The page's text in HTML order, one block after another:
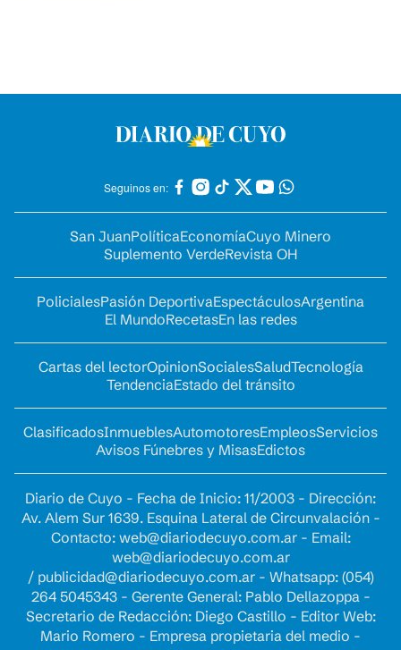
Seguinos en:
San JuanPolíticaEconomíaCuyo Minero
Suplemento VerdeRevista OH
PolicialesPasión DeportivaEspectáculosArgentina
El MundoRecetasEn las redes
Cartas del lectorOpinionSocialesSaludTecnología
TendenciaEstado del tránsito
ClasificadosInmueblesAutomotoresEmpleosServicios
Avisos Fúnebres y MisasEdictos
Diario de Cuyo - Fecha de Inicio: 11/2003 - Dirección:
Av. Alem Sur 1639. Esquina Lateral de Circunvalación -
Contacto: web@diariodecuyo.com.ar- Email:
web@diariodecuyo.com.ar
/ publicidad@diariodecuyo.com.ar- Whatsapp: (054)
264 5045343 - Gerente General: Pablo Dellazoppa -
Secretario de Redacción: Diego Castillo - Editor Web:
Mario Romero - Empresa propietaria del medio -